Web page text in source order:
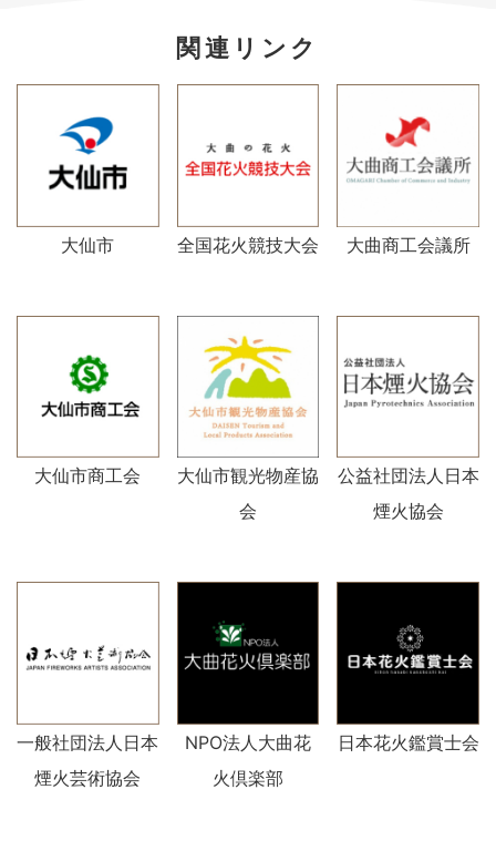
関連リンク
大仙市 全国花火競技大会 大曲商工会議所
大仙市商工会
大仙市観光物産協
会
公益社団法人日本
煙火協会
一般社団法人日本
煙火芸術協会
NPO法人大曲花
火倶楽部
日本花火鑑賞士会